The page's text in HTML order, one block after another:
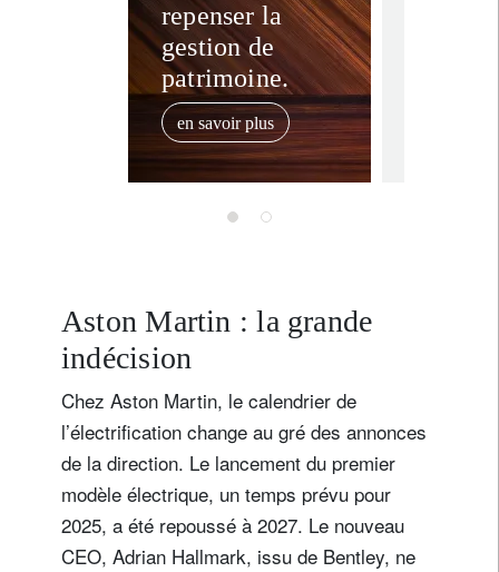
repenser la
gestion de
patrimoine.
en savoir plus
Aston Martin : la grande
indécision
Chez Aston Martin, le calendrier de
l’électrification change au gré des annonces
de la direction. Le lancement du premier
modèle électrique, un temps prévu pour
2025, a été repoussé à 2027. Le nouveau
CEO, Adrian Hallmark, issu de Bentley, ne